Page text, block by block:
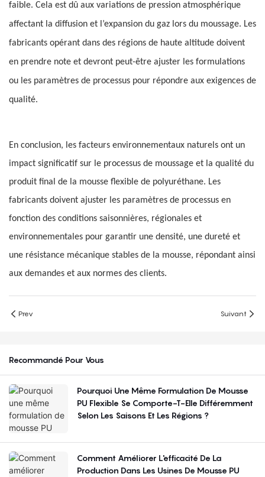
faible. Cela est dû aux variations de pression atmosphérique
affectant la diffusion et l’expansion du gaz lors du moussage. Les
fabricants opérant dans des régions de haute altitude doivent
en prendre note et devront peut-être ajuster les formulations
ou les paramètres de processus pour répondre aux exigences de
qualité.
En conclusion, les facteurs environnementaux naturels ont un
impact significatif sur le processus de moussage et la qualité du
produit final de la mousse flexible de polyuréthane. Les
fabricants doivent ajuster les paramètres de processus en
fonction des conditions saisonnières, régionales et
environnementales pour garantir une densité, une dureté et
une résistance mécanique stables de la mousse, répondant ainsi
aux demandes et aux normes des clients.
Prev Suivant
Recommandé Pour Vous
Pourquoi Une Même Formulation De Mousse
PU Flexible Se Comporte-T-Elle Différemment
Selon Les Saisons Et Les Régions ?
Comment Améliorer L'efficacité De La
Production Dans Les Usines De Mousse PU